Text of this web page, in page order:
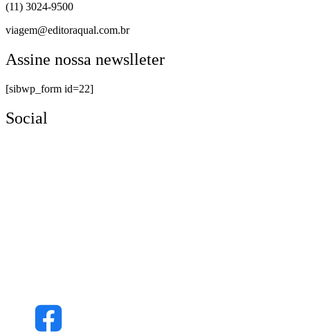
(11) 3024-9500
viagem@editoraqual.com.br
Assine nossa newslleter
[sibwp_form id=22]
Social